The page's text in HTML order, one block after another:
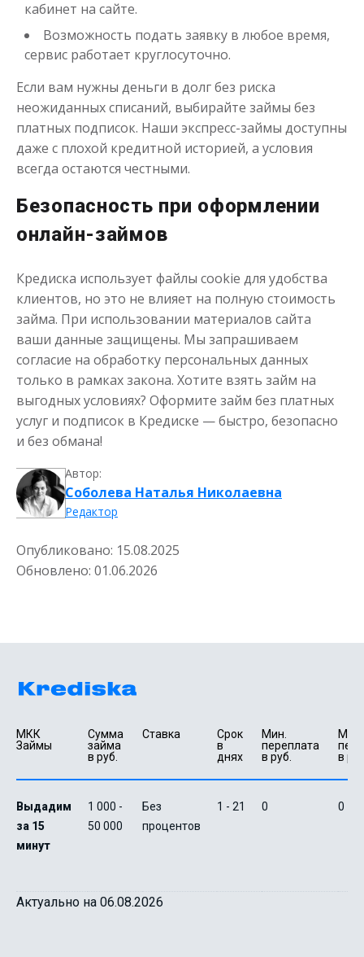
кабинет на сайте.
Возможность подать заявку в любое время,
сервис работает круглосуточно.
Если вам нужны деньги в долг без риска
неожиданных списаний, выбирайте займы без
платных подписок. Наши экспресс-займы доступны
даже с плохой кредитной историей, а условия
всегда остаются честными.
Безопасность при оформлении
онлайн-займов
Кредиска использует файлы cookie для удобства
клиентов, но это не влияет на полную стоимость
займа. При использовании материалов сайта
ваши данные защищены. Мы запрашиваем
согласие на обработку персональных данных
только в рамках закона. Хотите взять займ на
выгодных условиях? Оформите займ без платных
услуг и подписок в Кредиске — быстро, безопасно
и без обмана!
Автор:
Соболева Наталья Николаевна
Редактор
Опубликовано: 15.08.2025
Обновлено: 01.06.2026
МКК
Займы
Сумма
займа
в руб.
Ставка
Срок
в
днях
Мин.
переплата
в руб.
в
Выдадим
за 15
минут
1 000 -
50 000
Без
процентов
1 - 21 0 0
Актуально на 06.08.2026